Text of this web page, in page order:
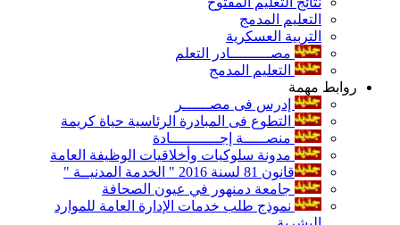
التعليم المدمج
التربية العسكرية
مصـــــــــادر التعلم
التعليم المدمج
روابط مهمة
إدرس فى مصــــــر
التطوع فى المبادرة الرئاسية حياة كريمة
منصـــــة إجـــــــــــادة
مدونة سلوكيات وأخلاقيات الوظيفة العامة
قانون 81 لسنة 2016 " الخدمة المدنيــة "
جامعة دمنهور في عيون الصحافة
نموذج طلب خدمات الإدارة العامة للموارد